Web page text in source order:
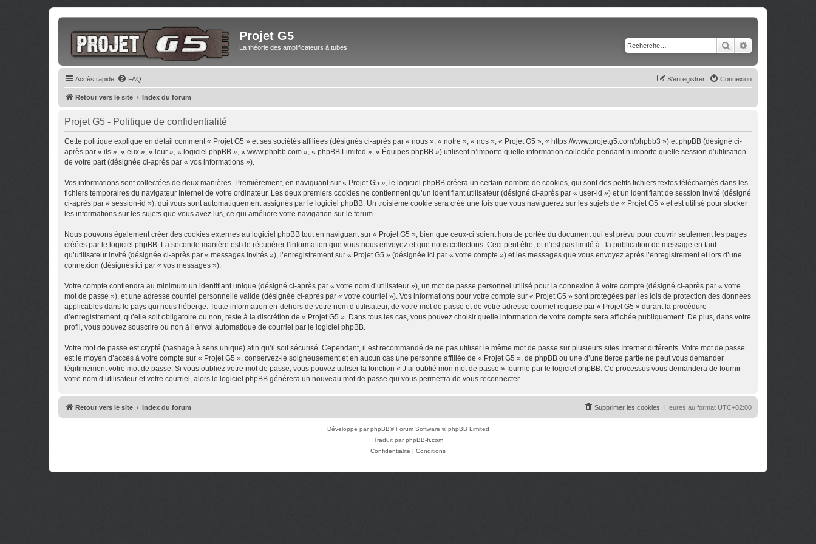
Projet G5
La théorie des amplificateurs à tubes Rechercher
Accès rapide FAQ Connexion
S’enregistrer
Retour vers le site Index du forum
Projet G5 - Politique de confidentialité
Cette politique explique en détail comment « Projet G5 » et ses sociétés affiliées (désignés ci-après par « nous », « notre », « nos », « Projet G5 », « https://www.projetg5.com/phpbb3 ») et phpBB (désigné ci-
après par « ils », « eux », « leur », « logiciel phpBB », « www.phpbb.com », « phpBB Limited », « Équipes phpBB ») utilisent n’importe quelle information collectée pendant n’importe quelle session d’utilisation
de votre part (désignée ci-après par « vos informations »).
Vos informations sont collectées de deux manières. Premièrement, en naviguant sur « Projet G5 », le logiciel phpBB créera un certain nombre de cookies, qui sont des petits fichiers textes téléchargés dans les
fichiers temporaires du navigateur Internet de votre ordinateur. Les deux premiers cookies ne contiennent qu’un identifiant utilisateur (désigné ci-après par « user-id ») et un identifiant de session invité (désigné
ci-après par « session-id »), qui vous sont automatiquement assignés par le logiciel phpBB. Un troisième cookie sera créé une fois que vous naviguerez sur les sujets de « Projet G5 » et est utilisé pour stocker
les informations sur les sujets que vous avez lus, ce qui améliore votre navigation sur le forum.
Nous pouvons également créer des cookies externes au logiciel phpBB tout en naviguant sur « Projet G5 », bien que ceux-ci soient hors de portée du document qui est prévu pour couvrir seulement les pages
créées par le logiciel phpBB. La seconde manière est de récupérer l’information que vous nous envoyez et que nous collectons. Ceci peut être, et n’est pas limité à : la publication de message en tant
qu’utilisateur invité (désignée ci-après par « messages invités »), l’enregistrement sur « Projet G5 » (désignée ici par « votre compte ») et les messages que vous envoyez après l’enregistrement et lors d’une
connexion (désignés ici par « vos messages »).
Votre compte contiendra au minimum un identifiant unique (désigné ci-après par « votre nom d’utilisateur »), un mot de passe personnel utilisé pour la connexion à votre compte (désigné ci-après par « votre
mot de passe »), et une adresse courriel personnelle valide (désignée ci-après par « votre courriel »). Vos informations pour votre compte sur « Projet G5 » sont protégées par les lois de protection des données
applicables dans le pays qui nous héberge. Toute information en-dehors de votre nom d’utilisateur, de votre mot de passe et de votre adresse courriel requise par « Projet G5 » durant la procédure
d’enregistrement, qu’elle soit obligatoire ou non, reste à la discrétion de « Projet G5 ». Dans tous les cas, vous pouvez choisir quelle information de votre compte sera affichée publiquement. De plus, dans votre
profil, vous pouvez souscrire ou non à l’envoi automatique de courriel par le logiciel phpBB.
Votre mot de passe est crypté (hashage à sens unique) afin qu’il soit sécurisé. Cependant, il est recommandé de ne pas utiliser le même mot de passe sur plusieurs sites Internet différents. Votre mot de passe
est le moyen d’accès à votre compte sur « Projet G5 », conservez-le soigneusement et en aucun cas une personne affiliée de « Projet G5 », de phpBB ou une d’une tierce partie ne peut vous demander
légitimement votre mot de passe. Si vous oubliez votre mot de passe, vous pouvez utiliser la fonction « J’ai oublié mon mot de passe » fournie par le logiciel phpBB. Ce processus vous demandera de fournir
votre nom d’utilisateur et votre courriel, alors le logiciel phpBB générera un nouveau mot de passe qui vous permettra de vous reconnecter.
Retour vers le site Index du forum Heures au format UTC+02:00
Supprimer les cookies
Développé parphpBB® Forum Software © phpBB Limited
Traduit parphpBB-fr.com
Confidentialité | Conditions